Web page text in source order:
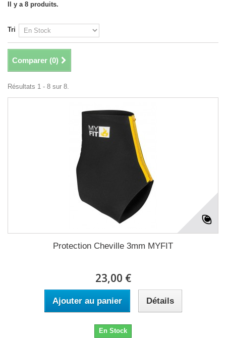
Il y a 8 produits.
Tri
Comparer (0)
Résultats 1 - 8 sur 8.
Protection Cheville 3mm MYFIT
23,00 €
Ajouter au panier Détails
En Stock